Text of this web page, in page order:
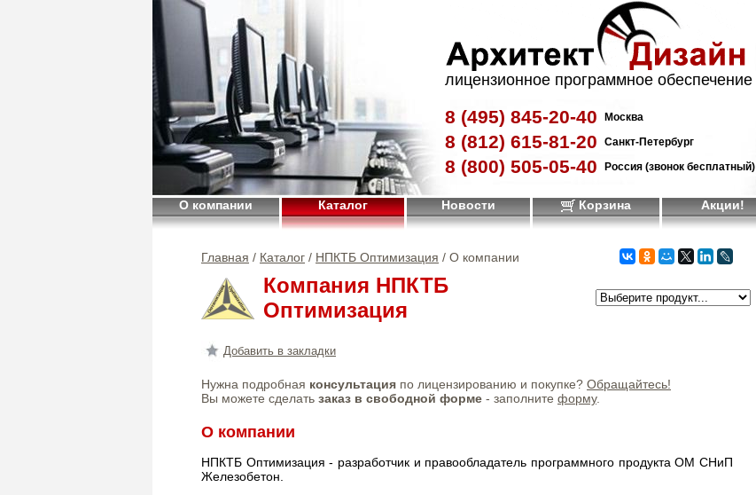
лицензионное программное обеспечение
8 (495) 845-20-40 Москва
8 (812) 615-81-20 Санкт-Петербург
8 (800) 505-05-40 Россия (звонок бесплатный)
О компании Каталог Новости Корзина Акции!
Главная / Каталог / НПКТБ Оптимизация / О компании
Компания НПКТБ
Оптимизация
Добавить в закладки
Нужна подробная консультация по лицензированию и покупке? Обращайтесь!
Вы можете сделать заказ в свободной форме - заполните форму.
О компании
НПКТБ Оптимизация - разработчик и правообладатель программного продукта ОМ СНиП
Железобетон.